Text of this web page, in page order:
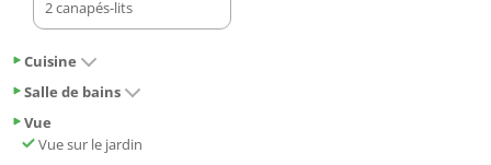
2 canapés-lits
Cuisine
Salle de bains
Vue
Vue sur le jardin